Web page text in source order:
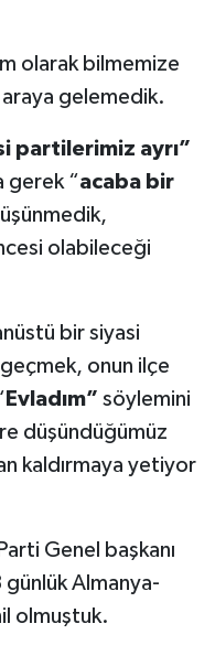
olarak bilmemize
gelemedik.
partilerimiz ayrı”
gerek “acaba bir
olabileceği
bir siyasi
onun ilçe
Evladım” söylemini
düşündüğümüz
kaldırmaya yetiyor
Genel başkanı
günlük Almanya-
olmuştuk.